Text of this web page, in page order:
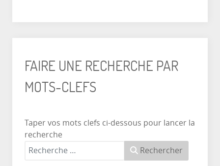
FAIRE UNE RECHERCHE PAR
MOTS-CLEFS
Taper vos mots clefs ci-dessous pour lancer la
recherche
Rechercher